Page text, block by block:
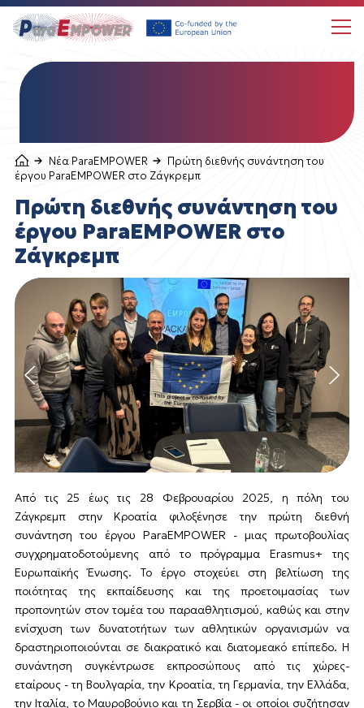
Choose language
Νέα ParaEMPOWER
Κέντρο Μάθησης ParaEMPOWER
Follow us
Νέα ParaEMPOWER
Πρώτη διεθνής συνάντηση του
έργου ParaEMPOWER στο Ζάγκρεμπ
Πρώτη διεθνής συνάντηση του
έργου ParaEMPOWER στο
Ζάγκρεμπ
Από τις 25 έως τις 28 Φεβρουαρίου 2025, η πόλη του
Ζάγκρεμπ στην Κροατία φιλοξένησε την πρώτη διεθνή
συνάντηση του έργου ParaEMPOWER - μιας πρωτοβουλίας
συγχρηματοδοτούμενης από το πρόγραμμα Erasmus+ της
Ευρωπαϊκής Ένωσης. Το έργο στοχεύει στη βελτίωση της
ποιότητας της εκπαίδευσης και της προετοιμασίας των
προπονητών στον τομέα του παρααθλητισμού, καθώς και στην
ενίσχυση των δυνατοτήτων των αθλητικών οργανισμών να
δραστηριοποιούνται σε διακρατικό και διατομεακό επίπεδο. Η
συνάντηση συγκέντρωσε εκπροσώπους από τις χώρες-
εταίρους - τη Βουλγαρία, την Κροατία, τη Γερμανία, την Ελλάδα,
την Ιταλία, το Μαυροβούνιο και τη Σερβία - οι οποίοι συζήτησαν